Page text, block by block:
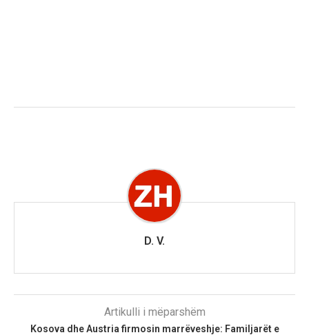
D. V.
Artikulli i mëparshëm
Kosova dhe Austria firmosin marrëveshje: Familjarët e